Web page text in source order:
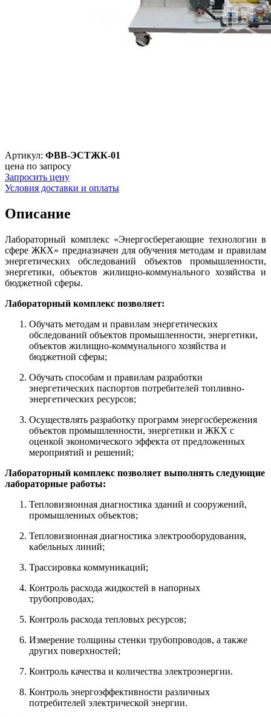
Артикул: ФВВ-ЭСТЖК-01
цена по запросу
Запросить цену
Условия доставки и оплаты
Описание
Лабораторный комплекс «Энергосберегающие технологии в
сфере ЖКХ» предназначен для обучения методам и правилам
энергетических обследований объектов промышленности,
энергетики, объектов жилищно-коммунального хозяйства и
бюджетной сферы.
Лабораторный комплекс позволяет:
Обучать методам и правилам энергетических
обследований объектов промышленности, энергетики,
объектов жилищно-коммунального хозяйства и
бюджетной сферы;
Обучать способам и правилам разработки
энергетических паспортов потребителей топливно-
энергетических ресурсов;
Осуществлять разработку программ энергосбережения
объектов промышленности, энергетики и ЖКХ с
оценкой экономического эффекта от предложенных
мероприятий и решений;
Лабораторный комплекс позволяет выполнять следующие
лабораторные работы:
Тепловизионная диагностика зданий и сооружений,
промышленных объектов;
Тепловизионная диагностика электрооборудования,
кабельных линий;
Трассировка коммуникаций;
Контроль расхода жидкостей в напорных
трубопроводах;
Контроль расхода тепловых ресурсов;
Измерение толщины стенки трубопроводов, а также
других поверхностей;
Контроль качества и количества электроэнергии.
Контроль энергоэффективности различных
потребителей электрической энергии.